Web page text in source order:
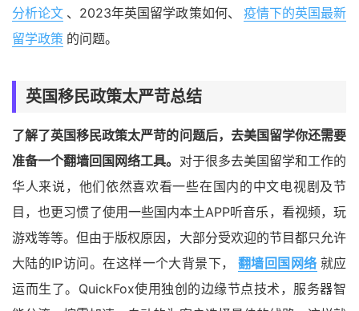
分析论文 、2023年英国留学政策如何、
疫情下的英国最新
留学政策 的问题。
英国移民政策太严苛总结
了解了英国移民政策太严苛的问题后，去美国留学你还需要
准备一个翻墙回国网络工具。 对于很多去美国留学和工作的
华人来说，他们依然喜欢看一些在国内的中文电视剧及节
目，也更习惯了使用一些国内本土APP听音乐，看视频，玩
游戏等等。但由于版权原因，大部分受欢迎的节目都只允许
大陆的IP访问。在这样一个大背景下，
翻墙回国网络 就应
运而生了。QuickFox使用独创的边缘节点技术，服务器智